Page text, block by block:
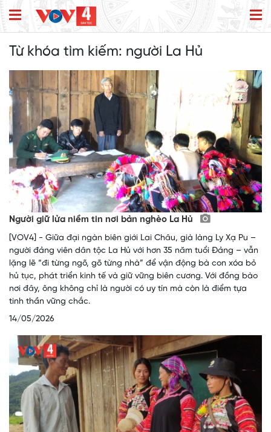
Từ khóa tìm kiếm: người La Hủ
Người giữ lửa niềm tin nơi bản nghèo La Hủ
[VOV4] - Giữa đại ngàn biên giới Lai Châu, già làng Ly Xạ Pu –
người đảng viên dân tộc La Hủ với hơn 35 năm tuổi Đảng – vẫn
lặng lẽ “đi từng ngõ, gõ từng nhà” để vận động bà con xóa bỏ
hủ tục, phát triển kinh tế và giữ vững biên cương. Với đồng bào
nơi đây, ông không chỉ là người có uy tín mà còn là điểm tựa
tinh thần vững chắc.
14/05/2026